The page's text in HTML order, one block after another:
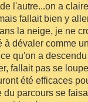
l'autre...on a
fallait bien y
la neige, je ne
à dévaler comme
qu'on a
fallait pas se
été efficaces
du parcours se